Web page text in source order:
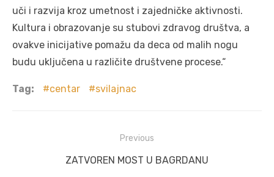
uči i razvija kroz umetnost i zajedničke aktivnosti.
Kultura i obrazovanje su stubovi zdravog društva, a
ovakve inicijative pomažu da deca od malih nogu
budu uključena u različite društvene procese.“
Tag: centar svilajnac
navigation
Previous
Previous
ZATVOREN MOST U BAGRDANU